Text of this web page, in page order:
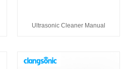
Ultrasonic Cleaner Manual